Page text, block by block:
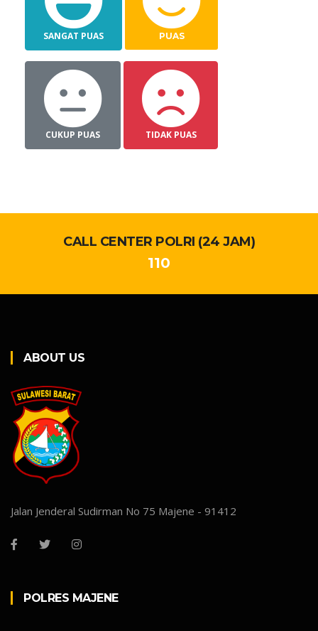
SANGAT PUAS PUAS
CUKUP PUAS TIDAK PUAS
CALL CENTER POLRI (24 JAM)
110
ABOUT US
Jalan Jenderal Sudirman No 75 Majene - 91412
POLRES MAJENE